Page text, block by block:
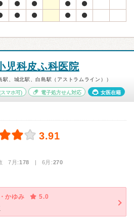
児科皮ふ科医院
、城北駅、白島駅（アストラムライン））
マホ可) 電子処方せん対応 女医在籍
3.91
7月:178 | 6月:270
かゆみ
5.0